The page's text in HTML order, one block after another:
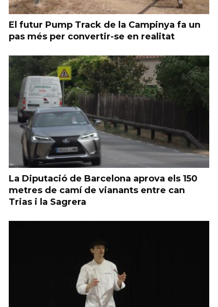
El futur Pump Track de la Campinya fa un
pas més per convertir-se en realitat
La Diputació de Barcelona aprova els 150
metres de camí de vianants entre can
Trias i la Sagrera